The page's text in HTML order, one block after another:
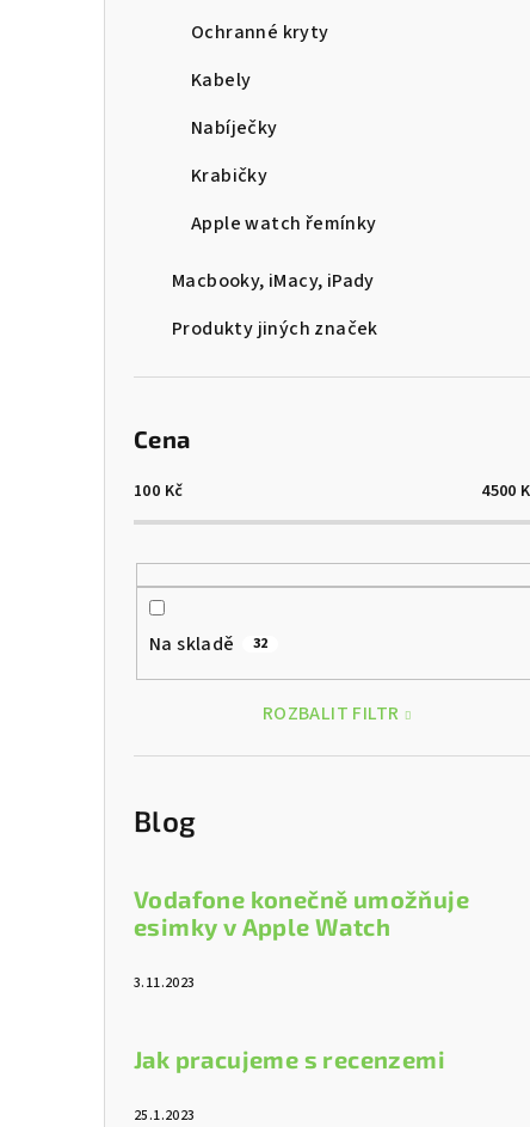
Ochranné kryty
Kabely
Nabíječky
Krabičky
Apple watch řemínky
Macbooky, iMacy, iPady
Produkty jiných značek
Cena
100 Kč 4500
Na skladě 32
ROZBALIT FILTR
Blog
Vodafone konečně umožňuje
esimky v Apple Watch
3.11.2023
Jak pracujeme s recenzemi
25.1.2023